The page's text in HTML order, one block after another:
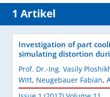
1 Artikel
Investigation of part
simulating distortion
Prof. Dr.-Ing. Vasily
Witt, Neugebauer Fabian,